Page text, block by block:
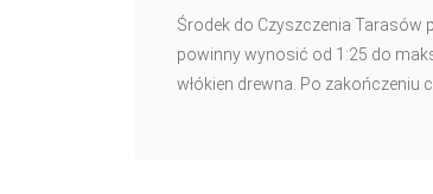
Środek do Czyszczenia Tarasów
powinny wynosić od 1:25 do
włókien drewna. Po zakończeniu